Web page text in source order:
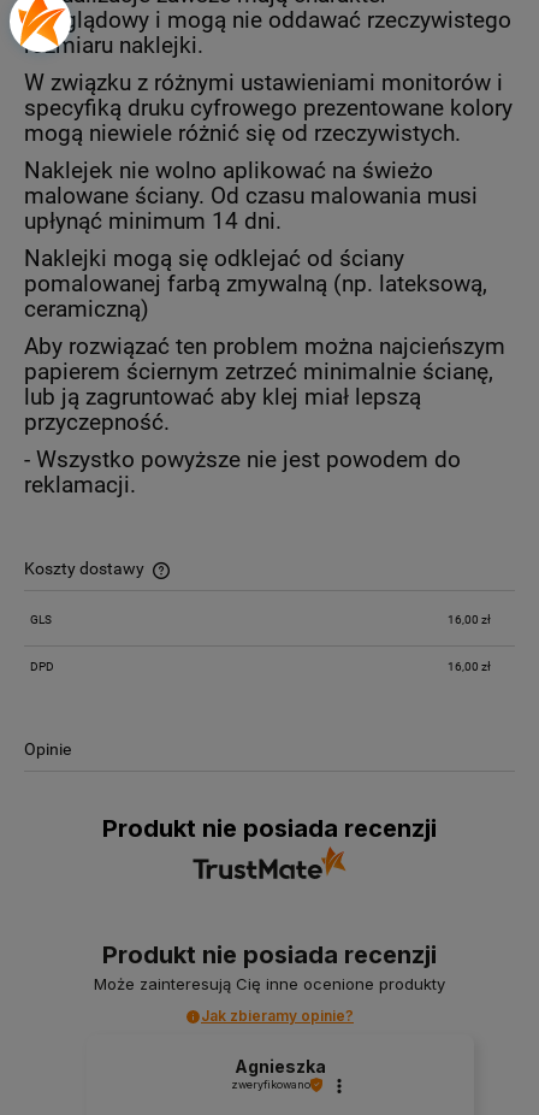
podglądowy i mogą nie oddawać rzeczywistego
rozmiaru naklejki.
W związku z różnymi ustawieniami monitorów i
specyfiką druku cyfrowego prezentowane kolory
mogą niewiele różnić się od rzeczywistych.
Naklejek nie wolno aplikować na świeżo
malowane ściany. Od czasu malowania musi
upłynąć minimum 14 dni.
Naklejki mogą się odklejać od ściany
pomalowanej farbą zmywalną (np. lateksową,
ceramiczną)
Aby rozwiązać ten problem można najcieńszym
papierem ściernym zetrzeć minimalnie ścianę,
lub ją zagruntować aby klej miał lepszą
przyczepność.
- Wszystko powyższe nie jest powodem do
reklamacji.
Koszty dostawy
Cena nie zawiera ewentualnych kosztów płatności
GLS 16,00 zł
DPD 16,00 zł
Opinie
Produkt nie posiada recenzji
Produkt nie posiada recenzji
Może zainteresują Cię inne ocenione produkty
Jak zbieramy opinie?
Agnieszka
zweryfikowano